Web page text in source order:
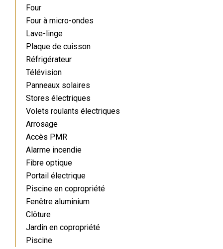
Four
Four à micro-ondes
Lave-linge
Plaque de cuisson
Réfrigérateur
Télévision
Panneaux solaires
Stores électriques
Volets roulants électriques
Arrosage
Accès PMR
Alarme incendie
Fibre optique
Portail électrique
Piscine en copropriété
Fenêtre aluminium
Clôture
Jardin en copropriété
Piscine